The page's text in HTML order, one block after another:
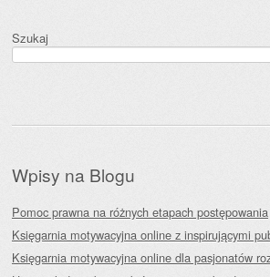
Szukaj
Wpisy na Blogu
Pomoc prawna na różnych etapach postępowania
Księgarnia motywacyjna online z inspirującymi
Księgarnia motywacyjna online dla pasjonatów